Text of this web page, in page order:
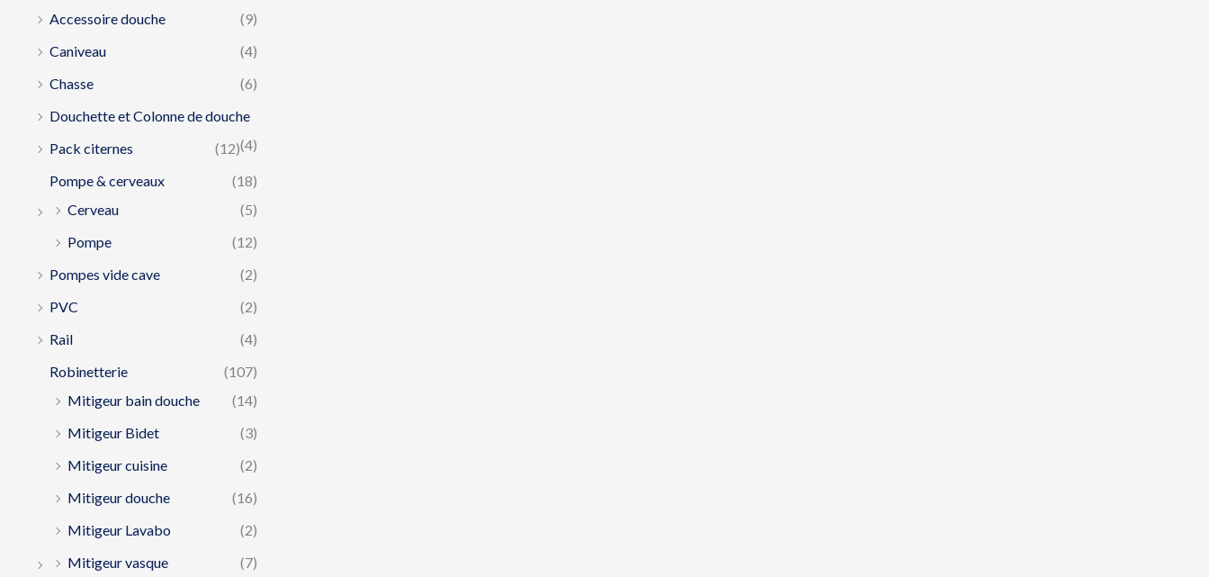
Accessoire douche
(9)
Caniveau
(4)
Chasse
(6)
Douchette et Colonne de douche
(4)
Pack citernes
(12)
Pompe & cerveaux
(18)
Cerveau
(5)
Pompe
(12)
Pompes vide cave
(2)
PVC
(2)
Rail
(4)
Robinetterie
(107)
Mitigeur bain douche
(14)
Mitigeur Bidet
(3)
Mitigeur cuisine
(2)
Mitigeur douche
(16)
Mitigeur Lavabo
(2)
Mitigeur vasque
(7)